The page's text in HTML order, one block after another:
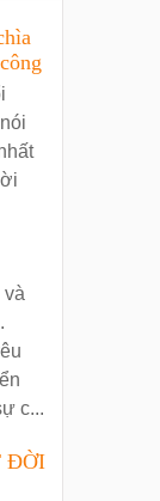
và
c...
ĐỜI